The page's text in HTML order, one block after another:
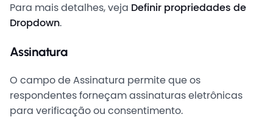
Para mais detalhes, veja Definir propriedades de
Dropdown.
Assinatura
O campo de Assinatura permite que os
respondentes forneçam assinaturas eletrônicas
para verificação ou consentimento.